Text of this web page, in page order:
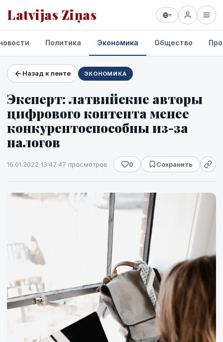
Latvijas Ziņas ▾
Проекты и сервисы
Прогноз погоды
Политика Экономика Общество
Назад к ленте ЭКОНОМИКА
Эксперт: латвийские авторы
цифрового контента менее
конкурентоспособны из-за
налогов
16.01.2022 13:47·47 просмотров 0 Сохранить